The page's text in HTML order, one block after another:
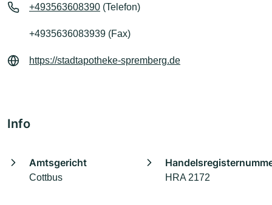
+493563608390 (Telefon)
+4935636083939 (Fax)
https://stadtapotheke-spremberg.de
Info
Amtsgericht
Cottbus HRA 2172